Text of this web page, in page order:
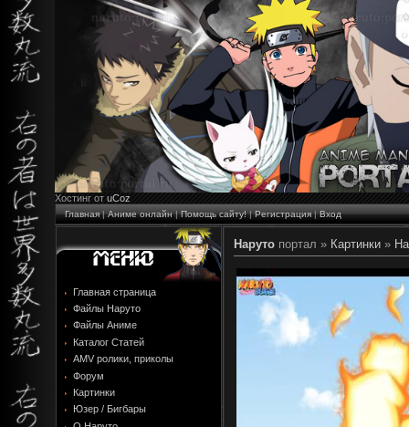
Хостинг от uCoz
Главная|Аниме онлайн|Помощь сайту!|Регистрация|Вход
Главная страница
Файлы Наруто
Файлы Аниме
Каталог Статей
AMV ролики, приколы
Форум
Картинки
Юзер / Бигбары
Наруто портал » Картинки »